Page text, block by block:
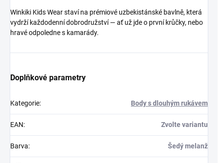
Winkiki Kids Wear staví na prémiové uzbekistánské bavlně, která
vydrží každodenní dobrodružství — ať už jde o první krůčky, nebo
hravé odpoledne s kamarády.
Doplňkové parametry
Kategorie: Body s dlouhým rukávem
EAN: Zvolte variantu
Barva: Šedý melanž